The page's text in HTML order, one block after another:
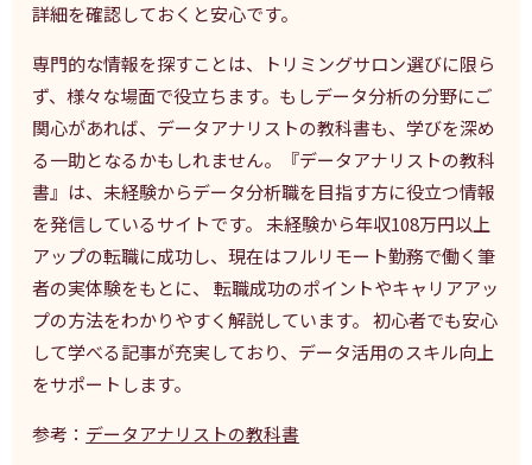
詳細を確認しておくと安心です。
専門的な情報を探すことは、トリミングサロン選びに限ら
ず、様々な場面で役立ちます。もしデータ分析の分野にご
関心があれば、データアナリストの教科書も、学びを深め
る一助となるかもしれません。『データアナリストの教科
書』は、未経験からデータ分析職を目指す方に役立つ情報
を発信しているサイトです。 未経験から年収108万円以上
アップの転職に成功し、現在はフルリモート勤務で働く筆
者の実体験をもとに、 転職成功のポイントやキャリアアッ
プの方法をわかりやすく解説しています。 初心者でも安心
して学べる記事が充実しており、データ活用のスキル向上
をサポートします。
参考： データアナリストの教科書